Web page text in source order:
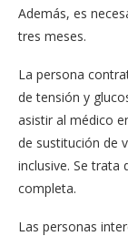
Además, es
tres meses.
La persona
de tensión y
asistir al médico
de sustitución de
inclusive. Se
completa.
Las personas